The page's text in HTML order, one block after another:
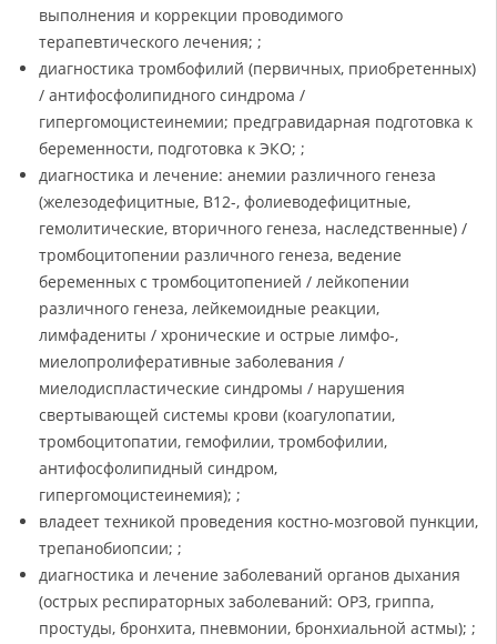
выполнения и коррекции проводимого
терапевтического лечения; ;
диагностика тромбофилий (первичных, приобретенных)
/ антифосфолипидного синдрома /
гипергомоцистеинемии; предгравидарная подготовка к
беременности, подготовка к ЭКО; ;
диагностика и лечение: анемии различного генеза
(железодефицитные, В12-, фолиеводефицитные,
гемолитические, вторичного генеза, наследственные) /
тромбоцитопении различного генеза, ведение
беременных с тромбоцитопенией / лейкопении
различного генеза, лейкемоидные реакции,
лимфадениты / хронические и острые лимфо-,
миелопролиферативные заболевания /
миелодиспластические синдромы / нарушения
свертывающей системы крови (коагулопатии,
тромбоцитопатии, гемофилии, тромбофилии,
антифосфолипидный синдром,
гипергомоцистеинемия); ;
владеет техникой проведения костно-мозговой пункции,
трепанобиопсии; ;
диагностика и лечение заболеваний органов дыхания
(острых респираторных заболеваний: ОРЗ, гриппа,
простуды, бронхита, пневмонии, бронхиальной астмы); ;